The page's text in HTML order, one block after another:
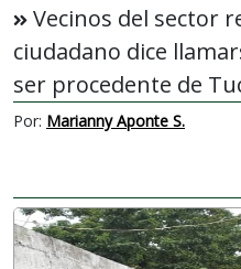
Vecinos del sector
ciudadano dice
ser procedente de
Por: Marianny Aponte S.